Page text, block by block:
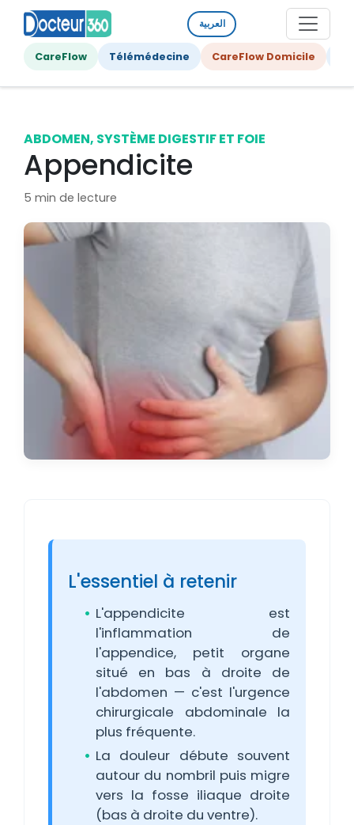
العربية
CareFlow Télémédecine CareFlow Domicile
ABDOMEN, SYSTÈME DIGESTIF ET FOIE
Appendicite
5 min de lecture
L'essentiel à retenir
L'appendicite est
l'inflammation de
l'appendice, petit organe
situé en bas à droite de
l'abdomen — c'est l'urgence
chirurgicale abdominale la
plus fréquente.
La douleur débute souvent
autour du nombril puis migre
vers la fosse iliaque droite
(bas à droite du ventre).